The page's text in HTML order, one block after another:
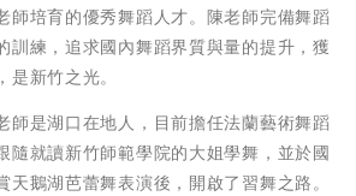
師培育的優秀舞蹈人才。陳老師完備舞蹈
訓練，追求國內舞蹈界質與量的提升，獲
新竹之光。
師是湖口在地人，目前擔任法蘭藝術舞蹈
隨就讀新竹師範學院的大姐學舞，並於國
鵝湖芭蕾舞表演後，開啟了習舞之路。